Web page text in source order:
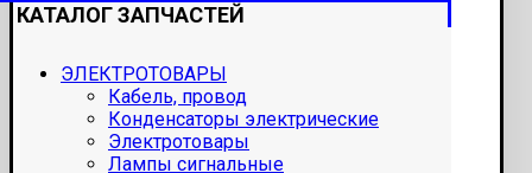
КАТАЛОГ ЗАПЧАСТЕЙ
ЭЛЕКТРОТОВАРЫ
Кабель, провод
Конденсаторы электрические
Электротовары
Лампы сигнальные